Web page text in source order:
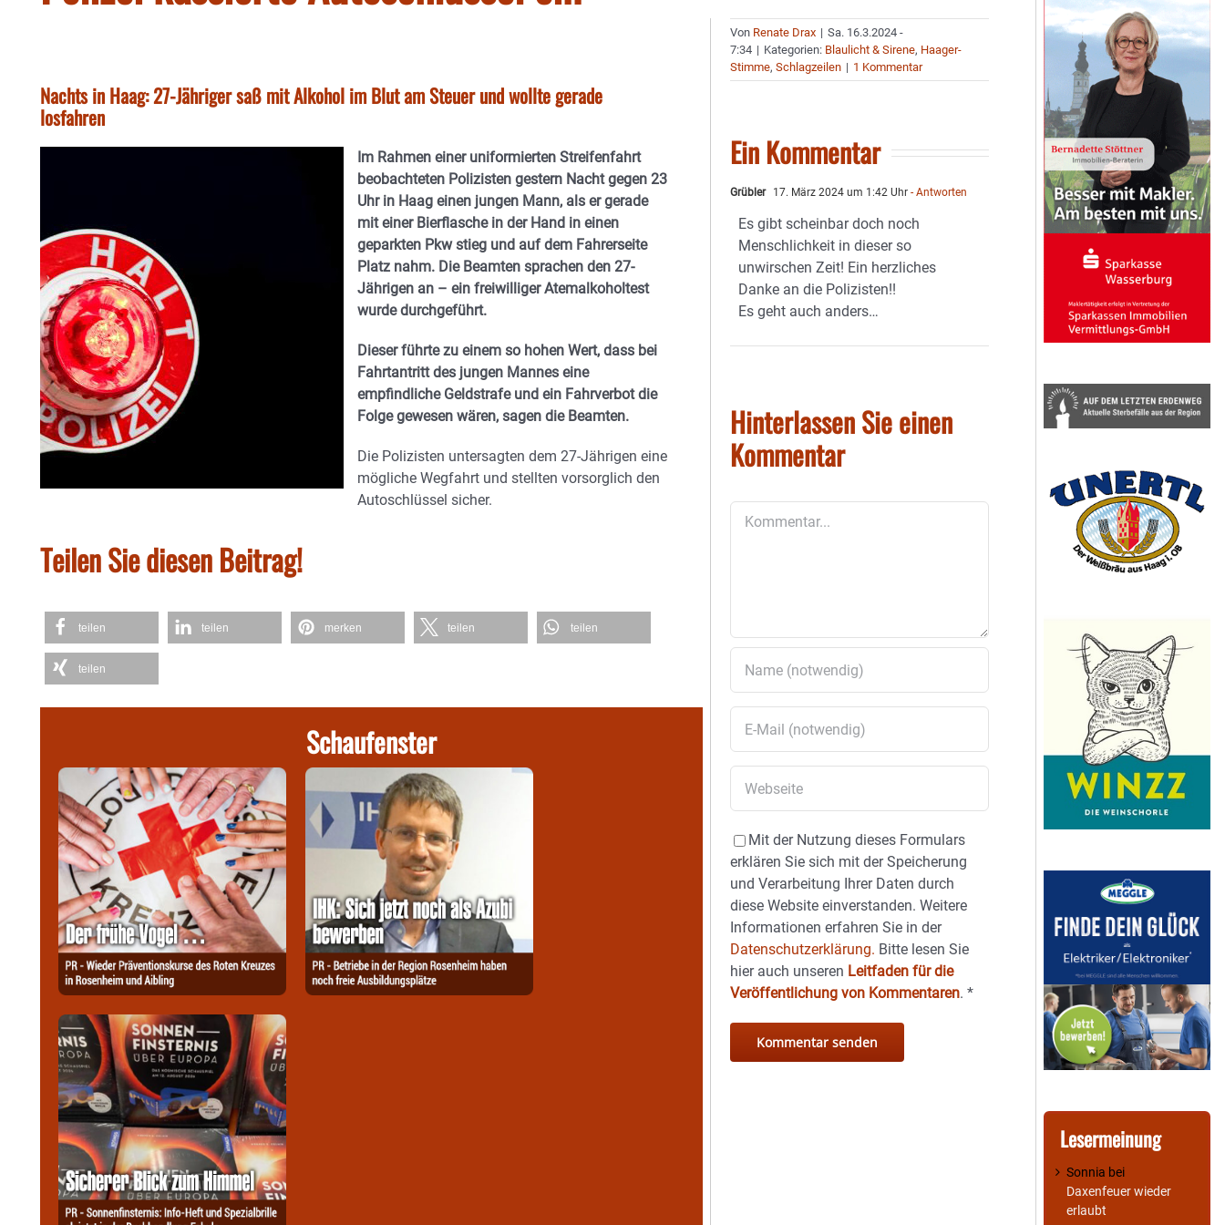
Nachts in Haag: 27-Jähriger saß mit Alkohol im Blut am Steuer und wollte gerade
losfahren
Im Rahmen einer uniformierten Streifenfahrt
beobachteten Polizisten gestern Nacht gegen 23
Uhr in Haag einen jungen Mann, als er gerade
mit einer Bierflasche in der Hand in einen
geparkten Pkw stieg und auf dem Fahrerseite
Platz nahm. Die Beamten sprachen den 27-
Jährigen an – ein freiwilliger Atemalkoholtest
wurde durchgeführt.
Dieser führte zu einem so hohen Wert, dass bei
Fahrtantritt des jungen Mannes eine
empfindliche Geldstrafe und ein Fahrverbot die
Folge gewesen wären, sagen die Beamten.
Die Polizisten untersagten dem 27-Jährigen eine
mögliche Wegfahrt und stellten vorsorglich den
Autoschlüssel sicher.
Teilen Sie diesen Beitrag!
teilen teilen merken teilen teilen
teilen
Schaufenster
Von Renate Drax | Sa. 16.3.2024 -
7:34 | Kategorien: Blaulicht & Sirene, Haager-
Stimme,Schlagzeilen | 1 Kommentar
Ein Kommentar
Grübler 17. März 2024 um 1:42 Uhr - Antworten
Es gibt scheinbar doch noch
Menschlichkeit in dieser so
unwirschen Zeit! Ein herzliches
Danke an die Polizisten!!
Es geht auch anders…
Hinterlassen Sie einen
Kommentar
Mit der Nutzung dieses Formulars
erklären Sie sich mit der Speicherung
und Verarbeitung Ihrer Daten durch
diese Website einverstanden. Weitere
Informationen erfahren Sie in der
Datenschutzerklärung. Bitte lesen Sie
hier auch unseren Leitfaden für die
Veröffentlichung von Kommentaren.*
Lesermeinung
Sonnia bei
Daxenfeuer wieder
erlaubt